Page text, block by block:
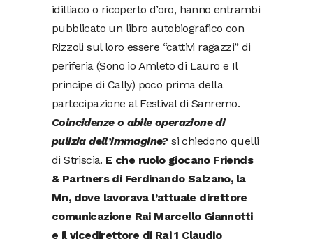
idilliaco o ricoperto d’oro, hanno entrambi
pubblicato un libro autobiografico con
Rizzoli sul loro essere “cattivi ragazzi” di
periferia (Sono io Amleto di Lauro e Il
principe di Cally) poco prima della
partecipazione al Festival di Sanremo.
Coincidenze o abile operazione di
pulizia dell’immagine?si chiedono quelli
di Striscia. E che ruolo giocano Friends
& Partners di Ferdinando Salzano, la
Mn, dove lavorava l’attuale direttore
comunicazione Rai Marcello Giannotti
e il vicedirettore di Rai 1 Claudio